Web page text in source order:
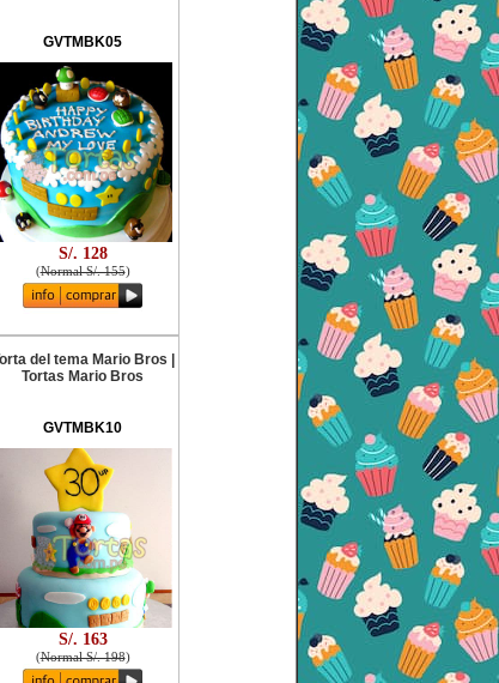
GVTMBK05
S/. 128
(Normal S/. 155)
del tema Mario Bros |
Tortas Mario Bros
GVTMBK10
S/. 163
(Normal S/. 198)